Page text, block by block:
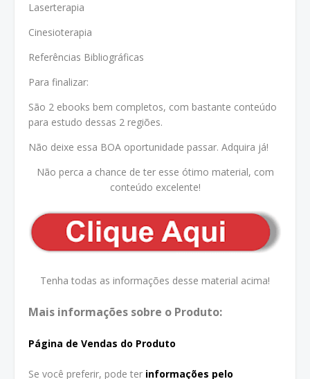
Laserterapia
Cinesioterapia
Referências Bibliográficas
Para finalizar:
São 2 ebooks bem completos, com bastante conteúdo
para estudo dessas 2 regiões.
Não deixe essa BOA oportunidade passar. Adquira já!
Não perca a chance de ter esse ótimo material, com
conteúdo excelente!
Tenha todas as informações desse material acima!
Mais informações sobre o Produto:
Página de Vendas do Produto
Se você preferir, pode ter informações pelo